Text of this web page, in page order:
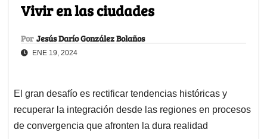
Vivir en las ciudades
Por Jesús Darío González Bolaños
ENE 19, 2024
El gran desafío es rectificar tendencias históricas y
recuperar la integración desde las regiones en procesos
de convergencia que afronten la dura realidad